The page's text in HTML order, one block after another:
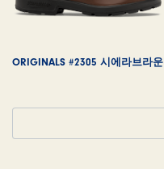
ORIGINALS #2305 시에라브라운